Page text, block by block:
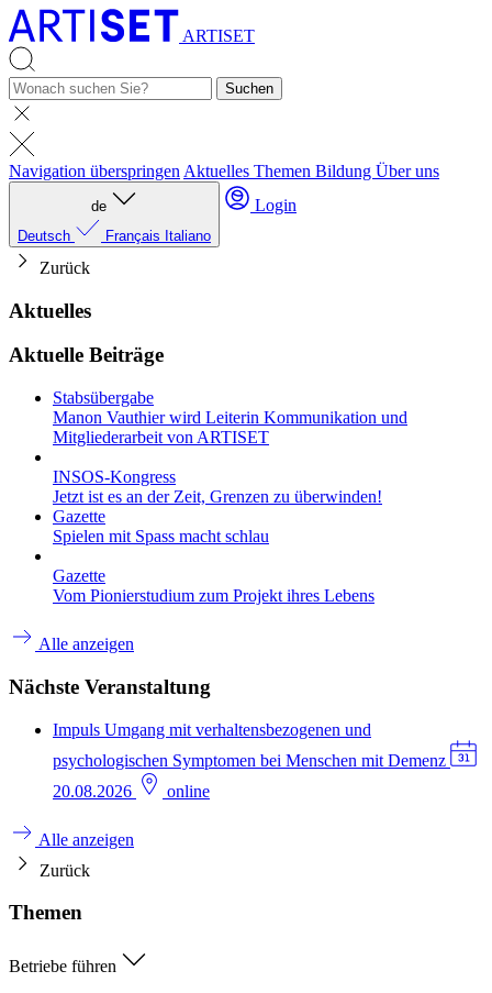
ARTISET
Suchen
Navigation überspringen Aktuelles Themen Bildung Über uns
de
Deutsch
Français Italiano
Login
Zurück
Aktuelles
Aktuelle Beiträge
Stabsübergabe
Manon Vauthier wird Leiterin Kommunikation und
Mitgliederarbeit von ARTISET
INSOS-Kongress
Jetzt ist es an der Zeit, Grenzen zu überwinden!
Gazette
Spielen mit Spass macht schlau
Gazette
Vom Pionierstudium zum Projekt ihres Lebens
Alle anzeigen
Nächste Veranstaltung
Impuls Umgang mit verhaltensbezogenen und
psychologischen Symptomen bei Menschen mit Demenz
20.08.2026
online
Alle anzeigen
Zurück
Themen
Betriebe führen